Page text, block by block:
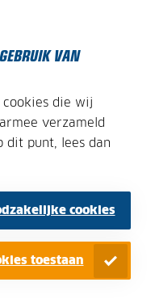
VAN
die wij
verzameld
dit punt, lees dan
cookies
toestaan